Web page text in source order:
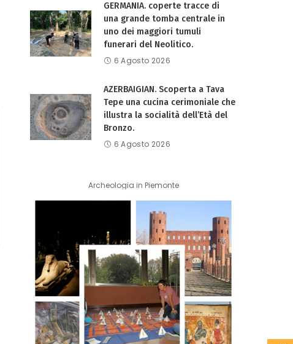
GERMANIA. coperte tracce di
una grande tomba centrale in
uno dei maggiori tumuli
funerari del Neolitico.
6 Agosto 2026
AZERBAIGIAN. Scoperta a Tava
Tepe una cucina cerimoniale che
illustra la socialità dell’Età del
Bronzo.
6 Agosto 2026
Archeologia in Piemonte